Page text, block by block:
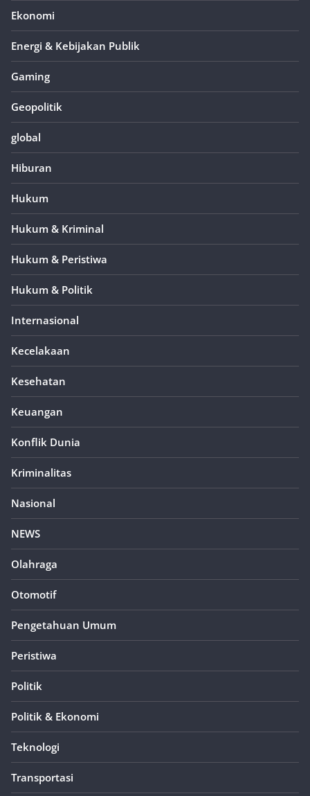
Ekonomi
Energi & Kebijakan Publik
Gaming
Geopolitik
global
Hiburan
Hukum
Hukum & Kriminal
Hukum & Peristiwa
Hukum & Politik
Internasional
Kecelakaan
Kesehatan
Keuangan
Konflik Dunia
Kriminalitas
Nasional
NEWS
Olahraga
Otomotif
Pengetahuan Umum
Peristiwa
Politik
Politik & Ekonomi
Teknologi
Transportasi